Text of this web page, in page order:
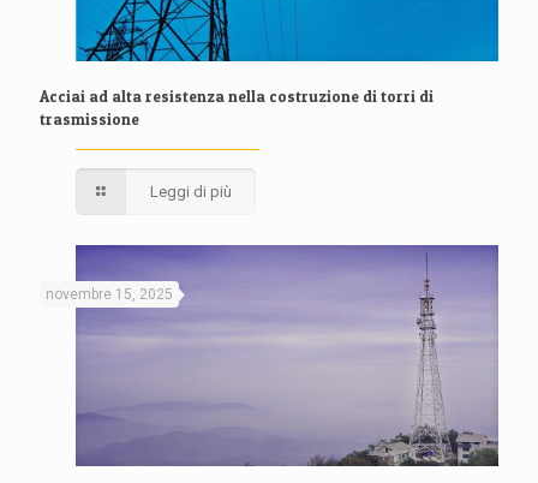
Acciai ad alta resistenza nella costruzione di torri di
trasmissione
Leggi di più
novembre 15, 2025